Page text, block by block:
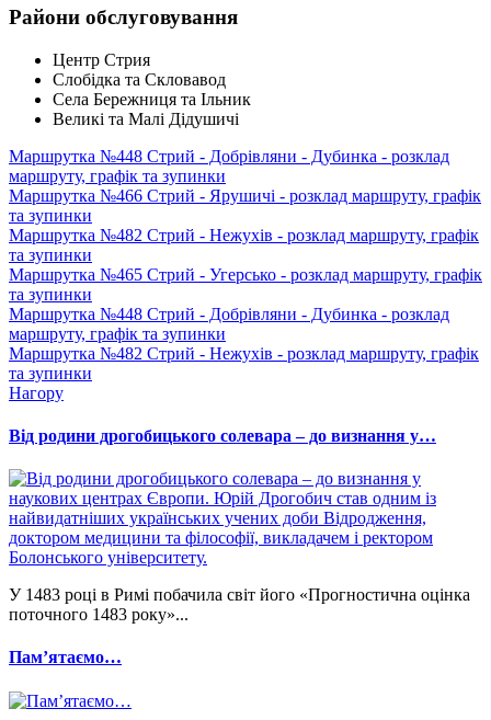
Райони обслуговування
Центр Стрия
Слобідка та Скловавод
Села Бережниця та Ільник
Великі та Малі Дідушичі
Маршрутка №448 Стрий - Добрівляни - Дубинка - розклад
маршруту, графік та зупинки
Маршрутка №466 Стрий - Ярушичі - розклад маршруту, графік
та зупинки
Маршрутка №482 Стрий - Нежухів - розклад маршруту, графік
та зупинки
Маршрутка №465 Стрий - Угерсько - розклад маршруту, графік
та зупинки
Маршрутка №448 Стрий - Добрівляни - Дубинка - розклад
маршруту, графік та зупинки
Маршрутка №482 Стрий - Нежухів - розклад маршруту, графік
та зупинки
Нагору
Від родини дрогобицького солевара – до визнання у…
У 1483 році в Римі побачила світ його «Прогностична оцінка
поточного 1483 року»...
Памʼятаємо…